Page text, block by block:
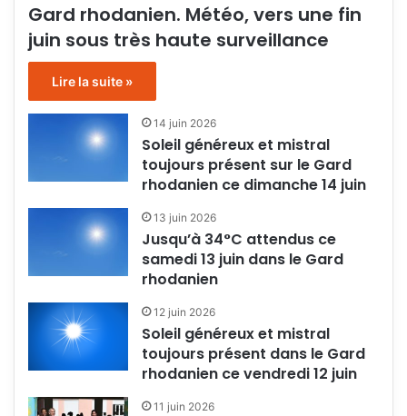
Gard rhodanien. Météo, vers une fin
juin sous très haute surveillance
Lire la suite »
14 juin 2026
Soleil généreux et mistral
toujours présent sur le Gard
rhodanien ce dimanche 14 juin
13 juin 2026
Jusqu’à 34°C attendus ce
samedi 13 juin dans le Gard
rhodanien
12 juin 2026
Soleil généreux et mistral
toujours présent dans le Gard
rhodanien ce vendredi 12 juin
11 juin 2026